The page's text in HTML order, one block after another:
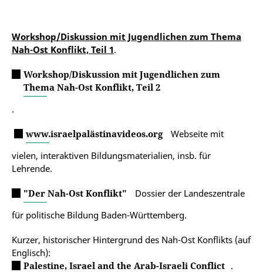
Workshop/Diskussion mit Jugendlichen zum Thema
Nah-Ost Konflikt, Teil 1.
Workshop/Diskussion mit Jugendlichen zum
Thema Nah-Ost Konflikt, Teil 2
.
www.israelpalästinavideos.org
Webseite mit
vielen, interaktiven Bildungsmaterialien, insb. für
Lehrende.
"Der Nah-Ost Konflikt"
Dossier der Landeszentrale
für politische Bildung Baden-Württemberg.
Kurzer, historischer Hintergrund des Nah-Ost Konflikts (auf
Englisch):
Palestine, Israel and the Arab-Israeli Conflict .